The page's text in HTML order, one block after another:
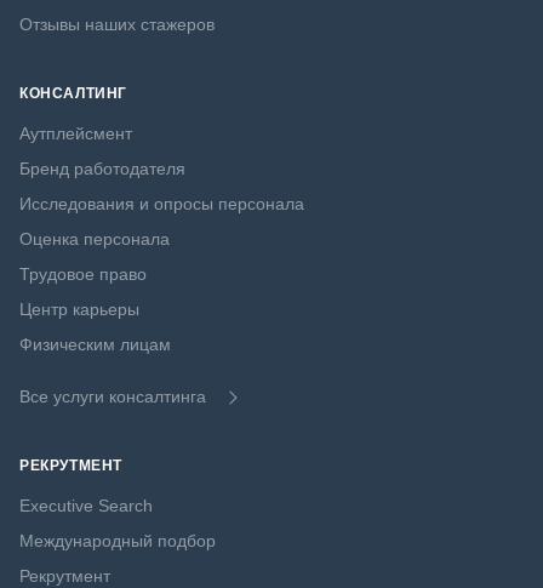
Отзывы наших стажеров
КОНСАЛТИНГ
Аутплейсмент
Бренд работодателя
Исследования и опросы персонала
Оценка персонала
Трудовое право
Центр карьеры
Физическим лицам
Все услуги консалтинга
РЕКРУТМЕНТ
Executive Search
Международный подбор
Рекрутмент